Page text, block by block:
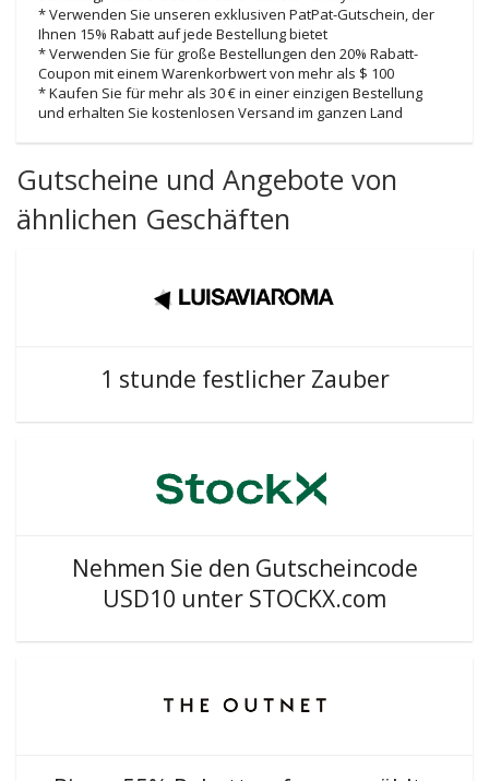
* Verwenden Sie unseren exklusiven PatPat-Gutschein, der
Ihnen 15% Rabatt auf jede Bestellung bietet
* Verwenden Sie für große Bestellungen den 20% Rabatt-
Coupon mit einem Warenkorbwert von mehr als $ 100
* Kaufen Sie für mehr als 30 € in einer einzigen Bestellung
und erhalten Sie kostenlosen Versand im ganzen Land
Gutscheine und Angebote von
ähnlichen Geschäften
1 stunde festlicher Zauber
Nehmen Sie den Gutscheincode
USD10 unter STOCKX.com